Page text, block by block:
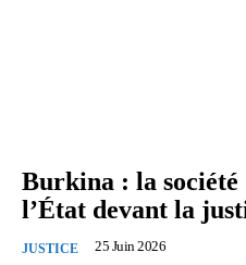
Burkina : la société
l’État devant la
JUSTICE 25 Juin 2026